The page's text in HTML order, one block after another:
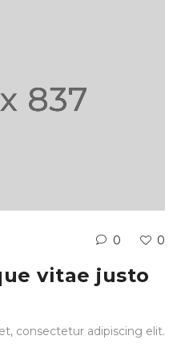
0 0
vitae justo
consectetur adipiscing elit.